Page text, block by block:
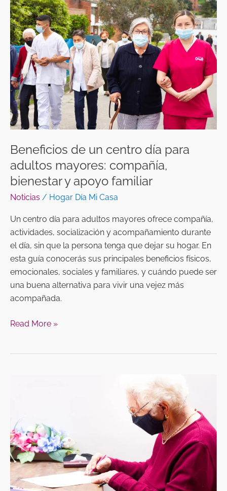
Beneficios de un centro día para
adultos mayores: compañía,
bienestar y apoyo familiar
Noticias / Hogar Día Mi Casa
Un centro día para adultos mayores ofrece compañía,
actividades, socialización y acompañamiento durante
el día, sin que la persona tenga que dejar su hogar. En
esta guía conocerás sus principales beneficios físicos,
emocionales, sociales y familiares, y cuándo puede ser
una buena alternativa para vivir una vejez más
acompañada.
de
un
centro
día
para
adultos
mayores:
compañía,
bienestar
y
familiar
Read More »
centro
día
y
cómo
funciona
para